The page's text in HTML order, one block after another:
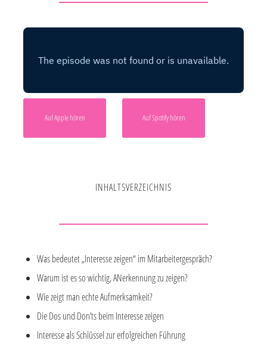
Auf Apple hören Auf Spotify hören
INHALTSVERZEICHNIS
Was bedeutet „Interesse zeigen“ im Mitarbeitergespräch?
Warum ist es so wichtig, ANerkennung zu zeigen?
Wie zeigt man echte Aufmerksamkeit?
Die Dos und Don’ts beim Interesse zeigen
Interesse als Schlüssel zur erfolgreichen Führung